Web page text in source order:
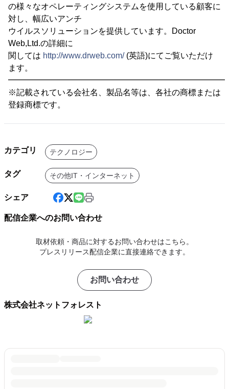
の様々なオペレーティングシステムを使用している顧客に
対し、幅広いアンチ
ウイルスソリューションを提供しています。Doctor
Web,Ltd.の詳細に
関しては http://www.drweb.com/(英語)にてご覧いただけ
ます。
※記載されている会社名、製品名等は、各社の商標または
登録商標です。
カテゴリ テクノロジー
タグ その他IT・インターネット
シェア
配信企業へのお問い合わせ
取材依頼・商品に対するお問い合わせはこちら。
プレスリリース配信企業に直接連絡できます。
お問い合わせ
株式会社ネットフォレスト